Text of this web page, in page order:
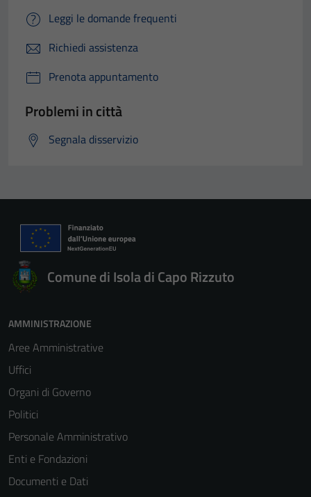
Leggi le domande frequenti
Richiedi assistenza
Prenota appuntamento
Problemi in città
Segnala disservizio
Comune di Isola di Capo Rizzuto
AMMINISTRAZIONE
Aree Amministrative
Uffici
Organi di Governo
Politici
Personale Amministrativo
Enti e Fondazioni
Documenti e Dati